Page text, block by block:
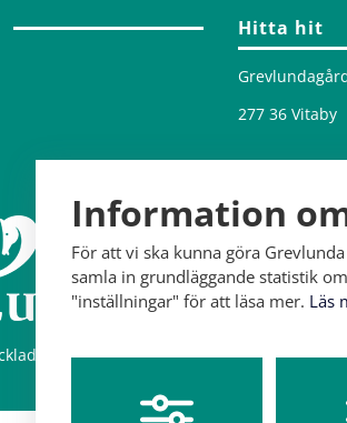
Hitta hit
277 36 Vitaby
av Hamrén Webbyrå
Information
För att vi ska kunna göra
samla in grundläggande statistik
"inställningar" för att läsa mer. Läs